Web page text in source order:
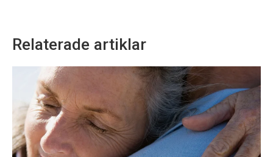
Relaterade artiklar